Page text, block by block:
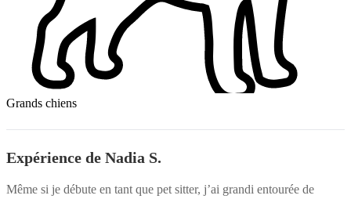
Grands chiens
Expérience de Nadia S.
Même si je débute en tant que pet sitter, j’ai grandi entourée de